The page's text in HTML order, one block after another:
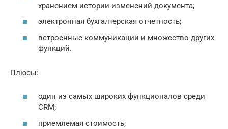
хранением истории изменений документа;
электронная бухгалтерская отчетность;
встроенные коммуникации и множество других
функций.
Плюсы:
один из самых широких функционалов среди
CRM;
приемлемая стоимость;